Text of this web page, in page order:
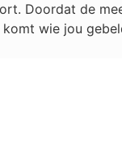
Doordat de
wie jou